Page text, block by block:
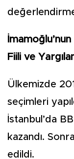
Fiili ve
Ülkemizde
seçimleri
İstanbul’da
kazandı.
edildi.